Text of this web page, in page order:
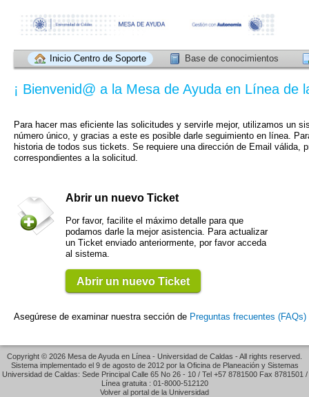
Inicio Centro de Soporte Base de conocimientos
¡ Bienvenid@ a la Mesa de Ayuda en Línea de
Para hacer mas eficiente las solicitudes y servirle mejor, utilizamos un
número único, y gracias a este es posible darle seguimiento en línea.
historia de todos sus tickets. Se requiere una dirección de Email válida,
correspondientes a la solicitud.
Abrir un nuevo Ticket
Por favor, facilite el máximo detalle para que
podamos darle la mejor asistencia. Para actualizar
un Ticket enviado anteriormente, por favor acceda
al sistema.
Abrir un nuevo Ticket
Asegúrese de examinar nuestra sección de Preguntas frecuentes (FAQs)
Copyright © 2026 Mesa de Ayuda en Línea - Universidad de Caldas - All rights reserved.
Sistema implementado el 9 de agosto de 2012 por la Oficina de Planeación y Sistemas
Universidad de Caldas: Sede Principal Calle 65 No 26 - 10 / Tel +57 8781500 Fax 8781501 /
Línea gratuita : 01-8000-512120
Volver al portal de la Universidad